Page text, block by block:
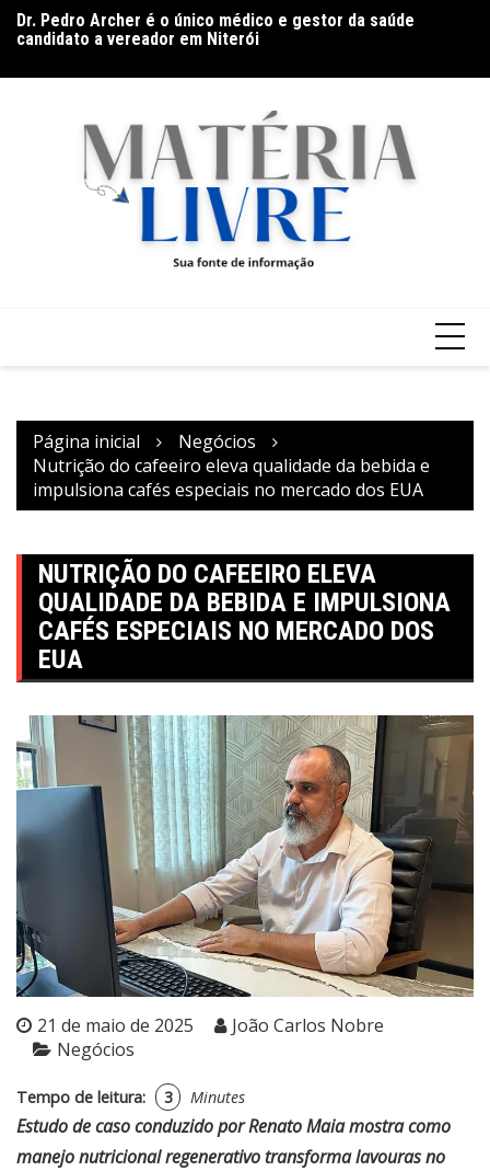
para
conteúdo
candidato a vereador em Niterói
Alerta de malas prontas: Hot Beach encerra Resort Week
Página inicial
Negócios
Nutrição do cafeeiro eleva qualidade da bebida e
impulsiona cafés especiais no mercado dos EUA
NUTRIÇÃO DO CAFEEIRO ELEVA
QUALIDADE DA BEBIDA E IMPULSIONA
CAFÉS ESPECIAIS NO MERCADO DOS
EUA
21 de maio de 2025
João Carlos Nobre
Negócios
Tempo de leitura: 3 Minutes
Estudo de caso conduzido por Renato Maia mostra como
manejo nutricional regenerativo transforma lavouras no